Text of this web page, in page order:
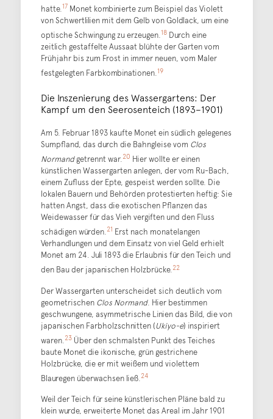
hatte.17Monet kombinierte zum Beispiel das Violett
von Schwertlilien mit dem Gelb von Goldlack, um eine
optische Schwingung zu erzeugen.18Durch eine
zeitlich gestaffelte Aussaat blühte der Garten vom
Frühjahr bis zum Frost in immer neuen, vom Maler
festgelegten Farbkombinationen.19
Die Inszenierung des Wassergartens: Der
Kampf um den Seerosenteich (1893–1901)
Am 5. Februar 1893 kaufte Monet ein südlich gelegenes
Sumpfland, das durch die Bahngleise vom Clos
Normandgetrennt war.20 Hier wollte er einen
künstlichen Wassergarten anlegen, der vom Ru-Bach,
einem Zufluss der Epte, gespeist werden sollte. Die
lokalen Bauern und Behörden protestierten heftig: Sie
hatten Angst, dass die exotischen Pflanzen das
Weidewasser für das Vieh vergiften und den Fluss
schädigen würden.21 Erst nach monatelangen
Verhandlungen und dem Einsatz von viel Geld erhielt
Monet am 24. Juli 1893 die Erlaubnis für den Teich und
den Bau der japanischen Holzbrücke.22
Der Wassergarten unterscheidet sich deutlich vom
geometrischen Clos Normand. Hier bestimmen
geschwungene, asymmetrische Linien das Bild, die von
japanischen Farbholzschnitten (Ukiyo-e) inspiriert
waren.23Über den schmalsten Punkt des Teiches
baute Monet die ikonische, grün gestrichene
Holzbrücke, die er mit weißem und violettem
Blauregen überwachsen ließ.24
Weil der Teich für seine künstlerischen Pläne bald zu
klein wurde, erweiterte Monet das Areal im Jahr 1901